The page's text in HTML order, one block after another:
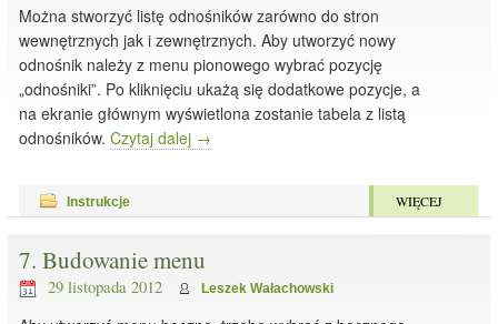
Można stworzyć listę odnośników zarówno do stron
wewnętrznych jak i zewnętrznych. Aby utworzyć nowy
odnośnik należy z menu pionowego wybrać pozycję
„odnośniki”. Po kliknięciu ukażą się dodatkowe pozycje, a
na ekranie głównym wyświetlona zostanie tabela z listą
odnośników.Czytaj dalej →
Instrukcje WIĘCEJ
7. Budowanie menu
29 listopada 2012 Leszek Wałachowski